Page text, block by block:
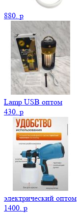
880. p
Lamp USB оптом
430. p
электрический оптом
1400. p